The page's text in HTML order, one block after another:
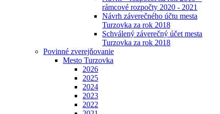
rámcové rozpočty 2020 - 2021
Návrh záverečného účtu mesta
Turzovka za rok 2018
Schválený záverečný účet mesta
Turzovka za rok 2018
Povinné zverejňovanie
Mesto Turzovka
2026
2025
2024
2023
2022